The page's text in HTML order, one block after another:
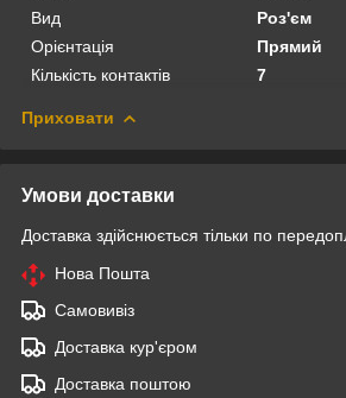
Вид
Роз'єм
Орієнтація
Прямий
Кількість контактів
7
Приховати
Умови доставки
Доставка здійснюється тільки по
Нова Пошта
Самовивіз
Доставка кур'єром
Доставка поштою